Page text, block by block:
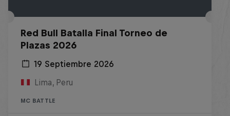
Red Bull Batalla Final Torneo de
Plazas 2026
19 Septiembre 2026
Lima, Peru
MC BATTLE